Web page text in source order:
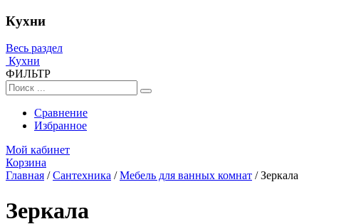
Кухни
Весь раздел
Кухни
ФИЛЬТР
Сравнение
Избранное
Мой кабинет
Корзина
Главная /Сантехника /Мебель для ванных комнат /Зеркала
Зеркала